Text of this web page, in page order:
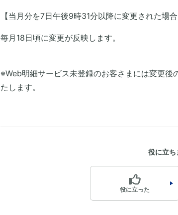
【当月分を7日午後9時31分以降に変更された場合
毎月18日頃に変更が反映します。
※Web明細サービス未登録のお客さまには変更
たします。
役に立ち
役に立った